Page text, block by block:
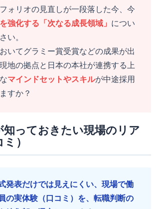
ォリオの見直しが一段落した今、今
強化する「次なる成長領域」 につい
い。
いてグラミー賞受賞などの成果が出
地の拠点と日本の本社が連携する上
マインドセットやスキルが中途採用
すか？
知っておきたい現場のリア
）
発表だけでは見えにくい、現場で働
の実体験（口コミ）を、転職判断の